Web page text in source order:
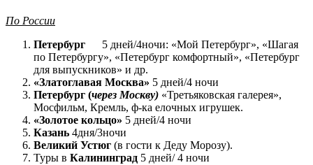
По России
Петербург 5 дней/4ночи: «Мой Петербург», «Шагая
по Петербургу», «Петербург комфортный», «Петербург
для выпускников» и др.
«Златоглавая Москва» 5 дней/4 ночи
Петербург (через Москву) «Третьяковская галерея»,
Мосфильм, Кремль, ф-ка елочных игрушек.
«Золотое кольцо» 5 дней/4 ночи
Казань 4дня/3ночи
Великий Устюг (в гости к Деду Морозу).
Туры в Калининград 5 дней/ 4 ночи